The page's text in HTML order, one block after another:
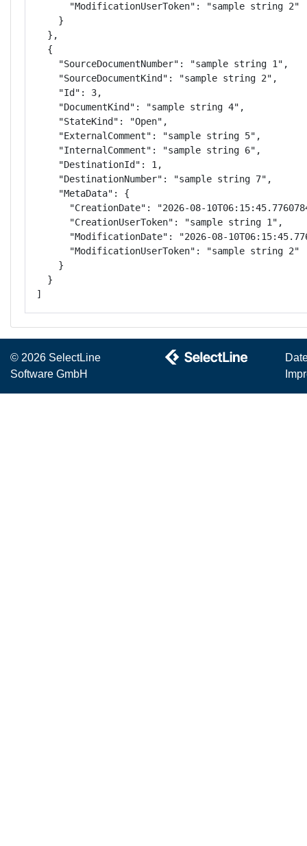
      "ModificationUserToken": "sample string 2"
    }
  },
  {
    "SourceDocumentNumber": "sample string 1",
    "SourceDocumentKind": "sample string 2",
    "Id": 3,
    "DocumentKind": "sample string 4",
    "StateKind": "Open",
    "ExternalComment": "sample string 5",
    "InternalComment": "sample string 6",
    "DestinationId": 1,
    "DestinationNumber": "sample string 7",
    "MetaData": {
"CreationDate": "2026-08-
      "CreationUserToken": "sample string 1",
"ModificationDate": "2026-08-
      "ModificationUserToken": "sample string 2"
    }
  }
]
© 2026 SelectLine
Software GmbH